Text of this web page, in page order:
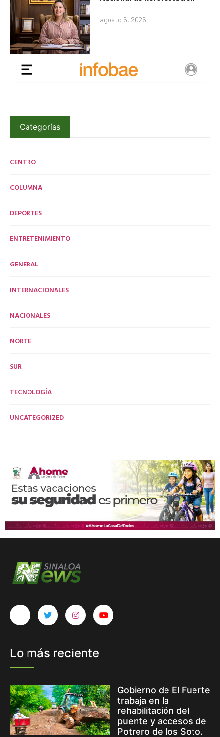
agosto 5, 2026
Categorías
CENTRO
COLUMNA
DEPORTES
ENTRETENIMIENTO
GENERAL
INTERNACIONALES
NACIONALES
NORTE
SUR
TECNOLOGÍA
UNCATEGORIZED
Lo más reciente
Gobierno de El Fuerte
trabaja en la
rehabilitación del
puente y accesos de
Potrero de los Soto.